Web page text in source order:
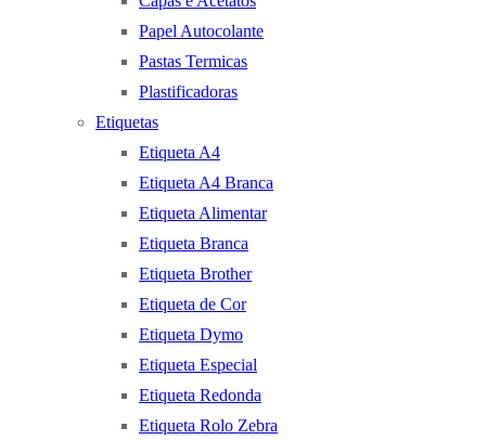
Papel Autocolante
Pastas Termicas
Plastificadoras
Etiquetas
Etiqueta A4
Etiqueta A4 Branca
Etiqueta Alimentar
Etiqueta Branca
Etiqueta Brother
Etiqueta de Cor
Etiqueta Dymo
Etiqueta Especial
Etiqueta Redonda
Etiqueta Rolo Zebra